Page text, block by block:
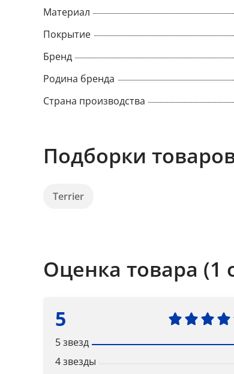
Материал
Покрытие
Бренд
Родина бренда
Страна производства
Подборки
Terrier
Оценка товара (1
5
5 звезд
4 звезды